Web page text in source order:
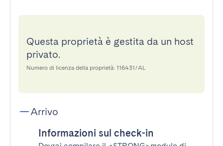
Questa proprietà è gestita da un host
privato.
Numero di licenza della proprietà: 116431/AL
Arrivo
Informazioni sul check-in